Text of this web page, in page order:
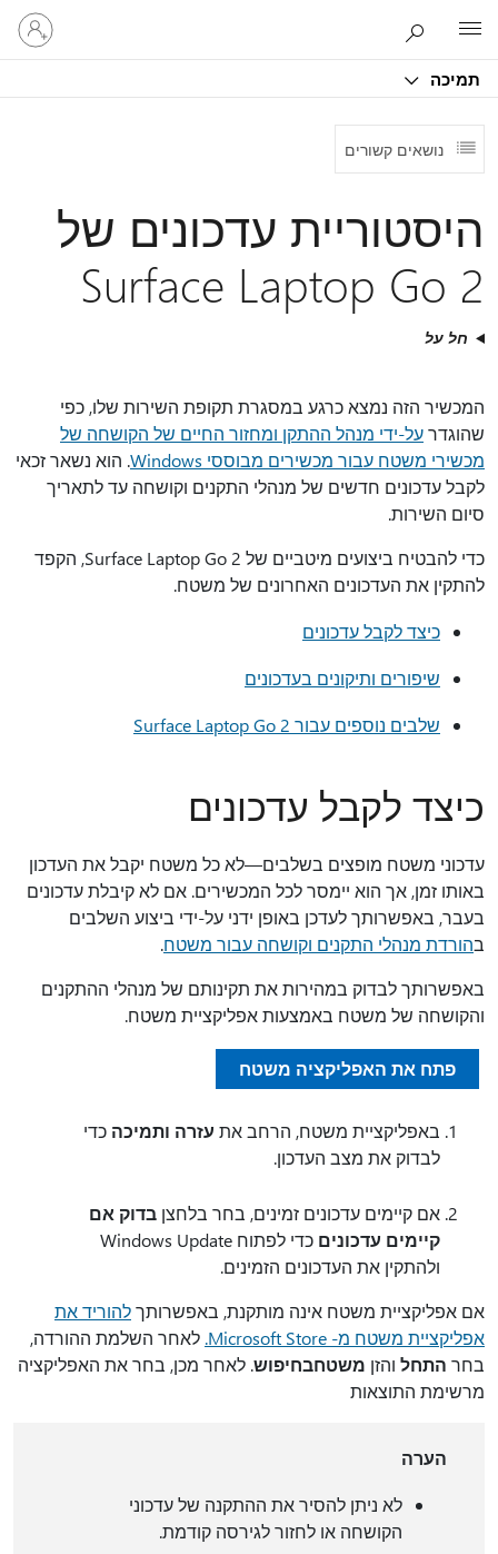
תמיכה
היכנס
לחשבון
שלך
נושאים קשורים
היסטוריית עדכונים של
Surface Laptop Go 2
חל על
המכשיר הזה נמצא כרגע במסגרת תקופת השירות שלו, כפי
שהוגדרעל-ידי מנהל ההתקן ומחזור החיים של הקושחה של
מכשירי משטח עבור מכשירים מבוססי Windows
. הוא נשאר זכאי
לקבל עדכונים חדשים של מנהלי התקנים וקושחה עד לתאריך
סיום השירות.
כדי להבטיח ביצועים מיטביים של Surface Laptop Go 2, הקפד
להתקין את העדכונים האחרונים של משטח.
כיצד לקבל עדכונים
שיפורים ותיקונים בעדכונים
שלבים נוספים עבור Surface Laptop Go 2
כיצד לקבל עדכונים
עדכוני משטח מופצים בשלבים—לא כל משטח יקבל את העדכון
באותו זמן, אך הוא יימסר לכל המכשירים. אם לא קיבלת עדכונים
בעבר, באפשרותך לעדכן באופן ידני על-ידי ביצוע השלבים
בהורדת מנהלי התקנים וקושחה עבור משטח.
באפשרותך לבדוק במהירות את תקינותם של מנהלי ההתקנים
והקושחה של משטח באמצעות אפליקציית משטח.
פתח את האפליקציה משטח
באפליקציית משטח, הרחב את עזרה ותמיכה כדי
לבדוק את מצב העדכון.
אם קיימים עדכונים זמינים, בחר בלחצן בדוק אם
קיימים עדכונים
כדי לפתוח Windows Update
ולהתקין את העדכונים הזמינים.
אם אפליקציית משטח אינה מותקנת, באפשרותךלהוריד את
אפליקציית משטח מ- Microsoft Store.
לאחר השלמת ההורדה,
בחר התחל והזן משטחבחיפוש. לאחר מכן, בחר את האפליקציה
מרשימת התוצאות
הערה
לא ניתן להסיר את ההתקנה של עדכוני
הקושחה או לחזור לגירסה קודמת.